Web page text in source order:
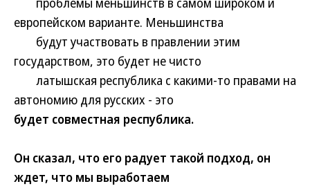
европейском варианте. Меньшинства
будут участвовать в правлении этим
государством, это будет не чисто
латышская республика с какими-то правами на
автономию для русских - это
будет совместная республика.
Он сказал, что его радует такой подход, он
ждет, что мы выработаем